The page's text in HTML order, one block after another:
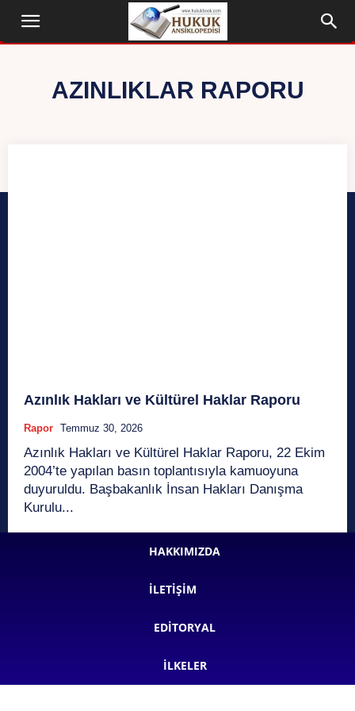
AZINLIKLAR RAPORU
Azınlık Hakları ve Kültürel Haklar Raporu
Rapor Temmuz 30, 2026
Azınlık Hakları ve Kültürel Haklar Raporu, 22 Ekim
2004’te yapılan basın toplantısıyla kamuoyuna
duyuruldu. Başbakanlık İnsan Hakları Danışma
Kurulu...
HAKKIMIZDA
İLETIŞIM
EDITORYAL
İLKELER